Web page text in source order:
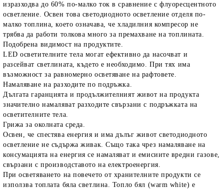
изразходва до 60% по-малко ток в сравнение с флуоресцентното
осветление. Освен това светодиодното осветление отделя по-
малко топлина, което означава, че хладилния компресор не
трябва да работи толкова много за премахване на топлината.
Подобрена видимост на продуктите.
LED осветителните тела могат ефективно да насочват и
разсейват светлината, където е необходимо. При тях има
възможност за равномерно осветяване на рафтовете.
Намаляване на разходите по подръжка.
Дългата гаранцията и продължителният живот на продукта
значително намаляват разходите свързани с подръжката на
осветителните тела.
Грижа за околната среда.
Освен, че спестява енергия и има дълъг живот светодиодното
осветление не съдържа живак. Също така чрез намаляване на
консумацията на енергия се намаляват и емисиите вредни газове,
свързани с производставото на електроенергия.
При осветяването на повечето от хранителните продукти се
използва топлата бяла светлина. Топло бял (warm white) е